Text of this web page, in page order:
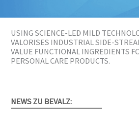
USING SCIENCE-LED MILD
VALORISES INDUSTRIAL SIDE-
VALUE FUNCTIONAL INGREDIENTS
PERSONAL CARE PRODUCTS.
NEWS ZU BEVALZ: